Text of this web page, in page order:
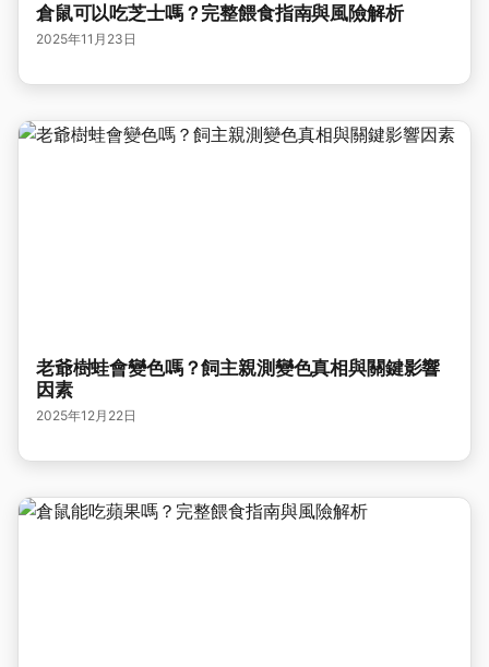
倉鼠可以吃芝士嗎？完整餵食指南與風險解析
2025年11月23日
老爺樹蛙會變色嗎？飼主親測變色真相與關鍵影響
因素
2025年12月22日